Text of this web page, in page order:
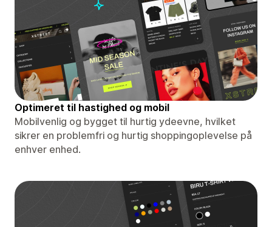
Optimeret til hastighed og mobil
Mobilvenlig og bygget til hurtig ydeevne, hvilket
sikrer en problemfri og hurtig shoppingoplevelse på
enhver enhed.